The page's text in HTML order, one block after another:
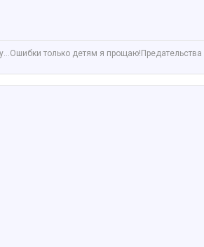
только детям я прощаю!Предательства